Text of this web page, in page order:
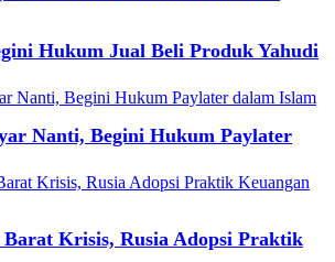
Hukum Jual Beli Produk Yahudi
Nanti, Begini Hukum Paylater
Barat Krisis, Rusia Adopsi Praktik